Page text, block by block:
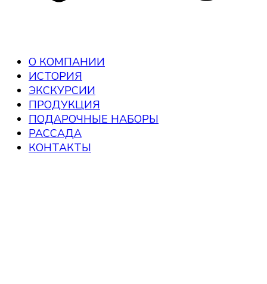
О КОМПАНИИ
ИСТОРИЯ
ЭКСКУРСИИ
ПРОДУКЦИЯ
ПОДАРОЧНЫЕ НАБОРЫ
РАССАДА
КОНТАКТЫ